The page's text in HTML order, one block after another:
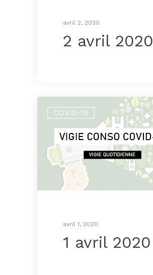
avril 2, 2020
2 avril 2020
COVID-19
avril 1, 2020
1 avril 2020